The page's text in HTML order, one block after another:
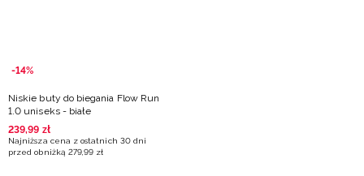
-14%
Niskie buty do biegania Flow Run
1.0 uniseks - białe
239,99 zł
Najniższa cena z ostatnich 30 dni
przed obniżką 279,99 zł